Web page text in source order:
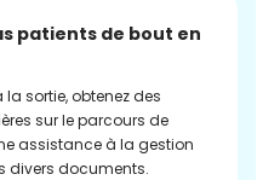
patients de bout en
sortie, obtenez des
sur le parcours de
assistance à la gestion
divers documents.